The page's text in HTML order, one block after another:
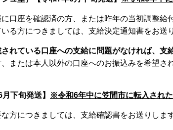
口座を確認済の方、または昨年の当初調整給
る方につきましては、支給決定通知書をお送
れている口座への支給に問題がなければ、 支
または本人以外の口座へのお振込みを希望さ
月下旬発送 】 ※令和6年中に笠間市に転入され
方につきましては、支給確認書をお送りします